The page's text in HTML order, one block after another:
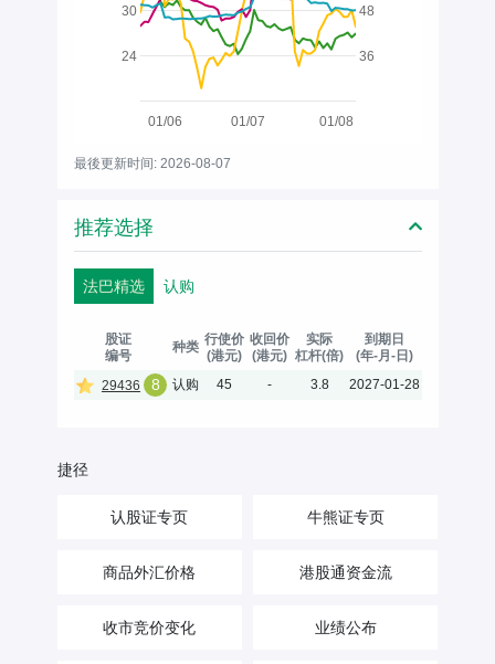
01/06 01/07 01/08
24
30
36
48
最後更新时间: 2026-08-07
推荐选择
法巴精选 认购
股证
编号
种类 行使价
(港元)
收回价
(港元)
实际
杠杆(倍)
到期日
(年-月-日)
29436
8 认购 45 - 3.8 2027-01-28
捷径
认股证专页 牛熊证专页
商品外汇价格 港股通资金流
收市竞价变化 业绩公布